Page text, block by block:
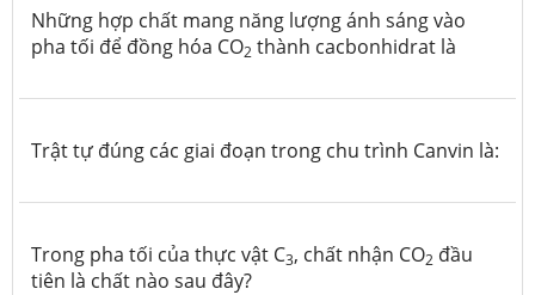
Những hợp chất mang năng lượng ánh sáng vào
pha tối để đồng hóa CO2 thành cacbonhidrat là
Trật tự đúng các giai đoạn trong chu trình Canvin là:
Trong pha tối của thực vật C3, chất nhận CO2 đầu
tiên là chất nào sau đây?